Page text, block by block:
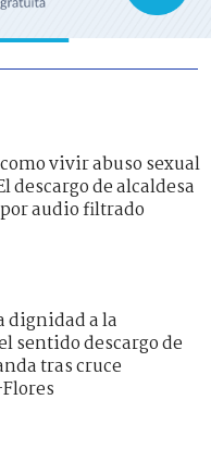
vivir abuso sexual
de alcaldesa
audio filtrado
dignidad a la
sentido descargo de
tras cruce